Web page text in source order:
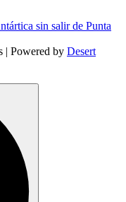
| Powered by Desert